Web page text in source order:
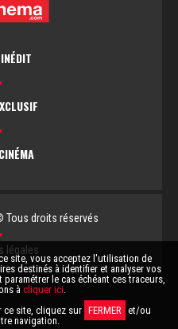
site, vous acceptez l'utilisation de
destinés à identifier et analyser vos
le cas échéant ces traceurs,
à cliquer ici.
ce site, cliquez sur FERMER et/ou
navigation.
Tous droits réservés
légales